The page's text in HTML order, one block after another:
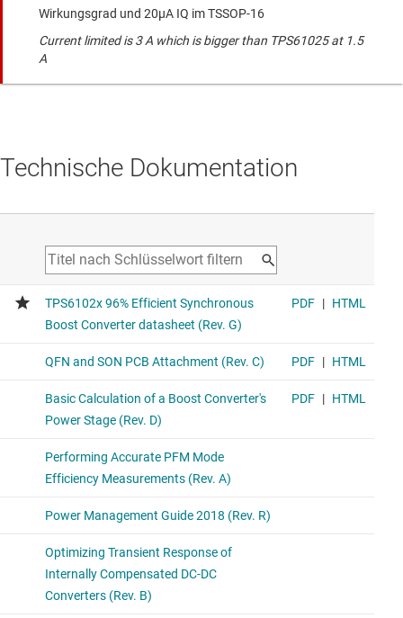
Wirkungsgrad und 20µA IQ im TSSOP-16
Current limited is 3 A which is bigger than TPS61025 at 1.5
A
Technische Dokumentation